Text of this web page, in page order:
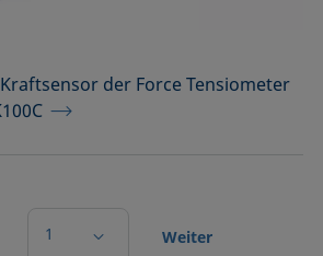
der Force Tensiometer
1 Weiter